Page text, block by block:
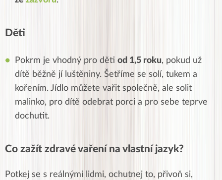
Děti
Pokrm je vhodný pro děti od 1,5 roku, pokud už
dítě běžně jí luštěniny. Šetříme se solí, tukem a
kořením. Jídlo můžete vařit společně, ale solit
malinko, pro dítě odebrat porci a pro sebe teprve
dochutit.
Co zažít zdravé vaření na vlastní jazyk?
Potkej se s reálnými lidmi, ochutnej to, přivoň si,